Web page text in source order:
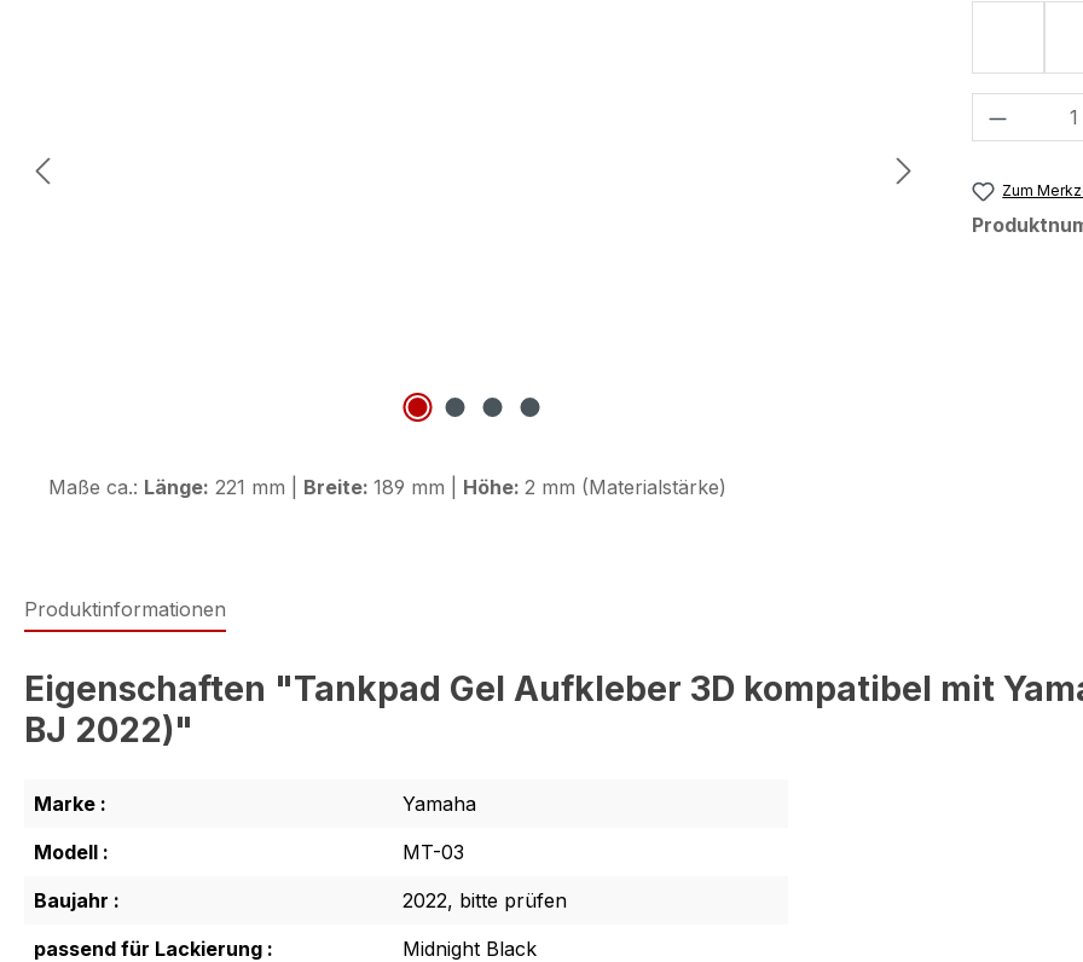
Zum
Maße ca.: Länge: 221 mm | Breite: 189 mm | Höhe: 2 mm (Materialstärke)
Produktinformationen
Eigenschaften "Tankpad Gel Aufkleber 3D kompatibel mit
BJ 2022)"
Marke :
Yamaha
Modell :
MT-03
Baujahr :
2022, bitte prüfen
passend für Lackierung :
Midnight Black